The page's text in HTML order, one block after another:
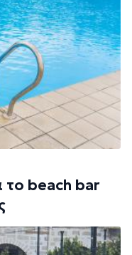
το beach bar